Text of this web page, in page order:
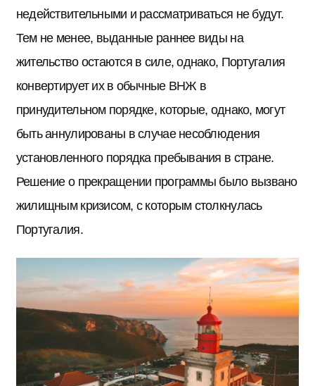
недействительными и рассматриваться не будут.
Тем не менее, выданные раннее виды на
жительство остаются в силе, однако, Португалия
конвертирует их в обычные ВНЖ в
принудительном порядке, которые, однако, могут
быть аннулированы в случае несоблюдения
установленного порядка пребывания в стране.
Решение о прекращении программы было вызвано
жилищным кризисом, с которым столкнулась
Португалия.